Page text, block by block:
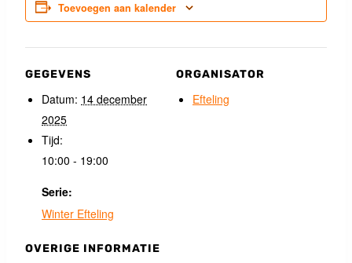
Toevoegen aan kalender
GEGEVENS
Datum: 14 december
2025
Tijd:
10:00 - 19:00
Serie:
Winter Efteling
ORGANISATOR
Efteling
OVERIGE INFORMATIE